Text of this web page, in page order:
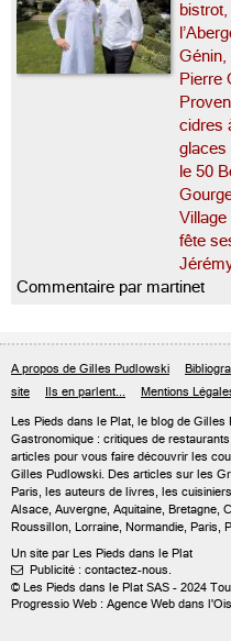
Génin,
Pierre
cidres
glaces
le 50
Village
fête
Commentaire par martinet
A propos de Gilles Pudlowski
site
Ils en parlent... Mentions
Les Pieds dans le Plat, le blog de Gilles
Gastronomique : critiques de
articles pour vous faire découvrir les
Gilles Pudlowski. Des articles sur les
Paris, les auteurs de livres, les
Alsace, Auvergne, Aquitaine, Bretagne,
Roussillon, Lorraine, Normandie, Paris,
Un site par Les Pieds dans le Plat
 Publicité : contactez-nous.
© Les Pieds dans le Plat SAS - 2024
Progressio Web : Agence Web dans